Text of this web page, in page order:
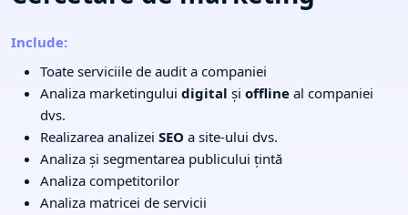
Include:
Toate serviciile de audit a companiei
Analiza marketingului digital și offline al companiei
dvs.
Realizarea analizei SEO a site-ului dvs.
Analiza și segmentarea publicului țintă
Analiza competitorilor
Analiza matricei de servicii